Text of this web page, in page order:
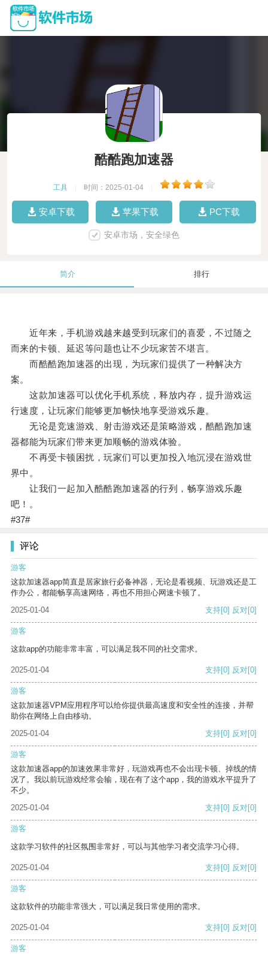
酷酷跑加速器
工具 时间：2025-01-04
安卓下载 苹果下载 PC下载
安卓市场，安全绿色
简介 排行
近年来，手机游戏越来越受到玩家们的喜爱，不过随之
而来的卡顿、延迟等问题也让不少玩家苦不堪言。
而酷酷跑加速器的出现，为玩家们提供了一种解决方
案。
这款加速器可以优化手机系统，释放内存，提升游戏运
行速度，让玩家们能够更加畅快地享受游戏乐趣。
无论是竞速游戏、射击游戏还是策略游戏，酷酷跑加速
器都能为玩家们带来更加顺畅的游戏体验。
不再受卡顿困扰，玩家们可以更加投入地沉浸在游戏世
界中。
让我们一起加入酷酷跑加速器的行列，畅享游戏乐趣
吧！。
#37#
评论
游客
这款加速器app简直是居家旅行必备神器，无论是看视频、玩游戏还是工
作办公，都能畅享高速网络，再也不用担心网速卡顿了。
2025-01-04
支持[0] 反对[0]
游客
这款app的功能非常丰富，可以满足我不同的社交需求。
2025-01-04 支持[0] 反对[0]
游客
这款加速器VPM应用程序可以给你提供最高速度和安全性的连接，并帮
助你在网络上自由移动。
2025-01-04
支持[0] 反对[0]
游客
这款加速器app的加速效果非常好，玩游戏再也不会出现卡顿、掉线的情
况了。我以前玩游戏经常会输，现在有了这个app，我的游戏水平提升了
不少。
2025-01-04
支持[0] 反对[0]
游客
这款学习软件的社区氛围非常好，可以与其他学习者交流学习心得。
2025-01-04 支持[0] 反对[0]
游客
这款软件的功能非常强大，可以满足我日常使用的需求。
2025-01-04 支持[0] 反对[0]
游客